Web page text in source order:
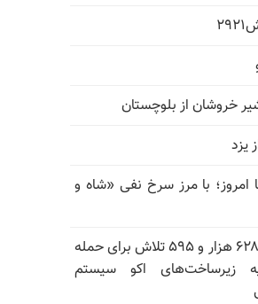
خروشان از بلوچستان
یزد
امروز؛ با مرز سرخ نفی «شاه و
۱۴ میلیون و ۶۲۸ هزار و ۵۹۵ تلاش برای حمله
زیرساخت‌های اکو سیستم